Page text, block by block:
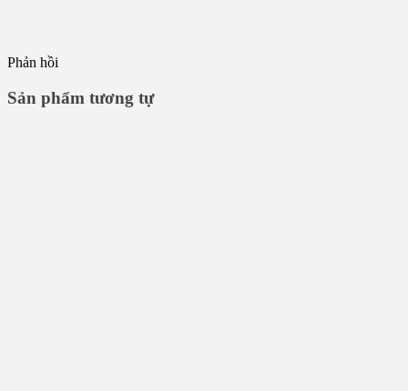
Phản hồi
Sản phẩm tương tự